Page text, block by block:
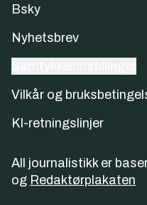
Bsky
Nyhetsbrev
Vilkår og
KI-retningslinjer
All journalistikk er
og Redaktørplakaten